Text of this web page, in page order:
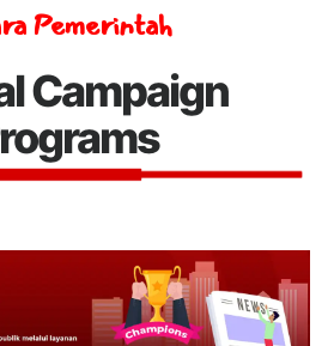
Pemerintah
Campaign